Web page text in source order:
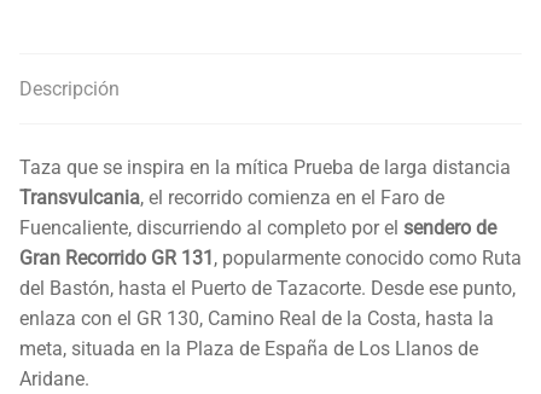
Descripción
Taza que se inspira en la mítica Prueba de larga distancia
Transvulcania, el recorrido comienza en el Faro de
Fuencaliente, discurriendo al completo por el sendero de
Gran Recorrido GR 131 , popularmente conocido como Ruta
del Bastón, hasta el Puerto de Tazacorte. Desde ese punto,
enlaza con el GR 130, Camino Real de la Costa, hasta la
meta, situada en la Plaza de España de Los Llanos de
Aridane.